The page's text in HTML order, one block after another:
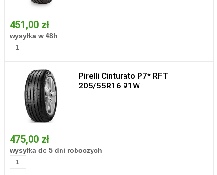
451,00 zł
wysyłka w 48h
Pirelli Cinturato P7* RFT
205/55R16 91W
475,00 zł
wysyłka do 5 dni roboczych